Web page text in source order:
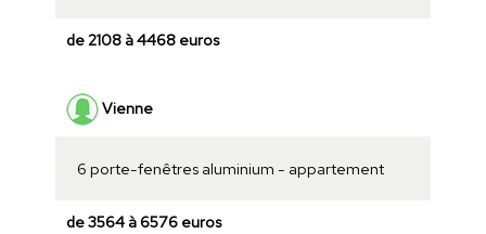
de 2108 à 4468 euros
Vienne
6 porte-fenêtres aluminium - appartement
de 3564 à 6576 euros